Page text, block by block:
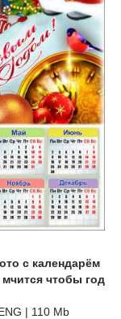
с календарём
мчится чтобы год
| 110 Mb